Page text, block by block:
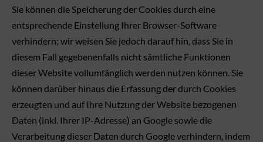
Sie können die Speicherung der Cookies durch eine
entsprechende Einstellung Ihrer Browser-Software
verhindern; wir weisen Sie jedoch darauf hin, dass Sie in
diesem Fall gegebenenfalls nicht sämtliche Funktionen
dieser Website vollumfänglich werden nutzen können. Sie
können darüber hinaus die Erfassung der durch Cookies
erzeugten und auf Ihre Nutzung der Website bezogenen
Daten (inkl. Ihrer IP-Adresse) an Google sowie die
Verarbeitung dieser Daten durch Google verhindern, indem